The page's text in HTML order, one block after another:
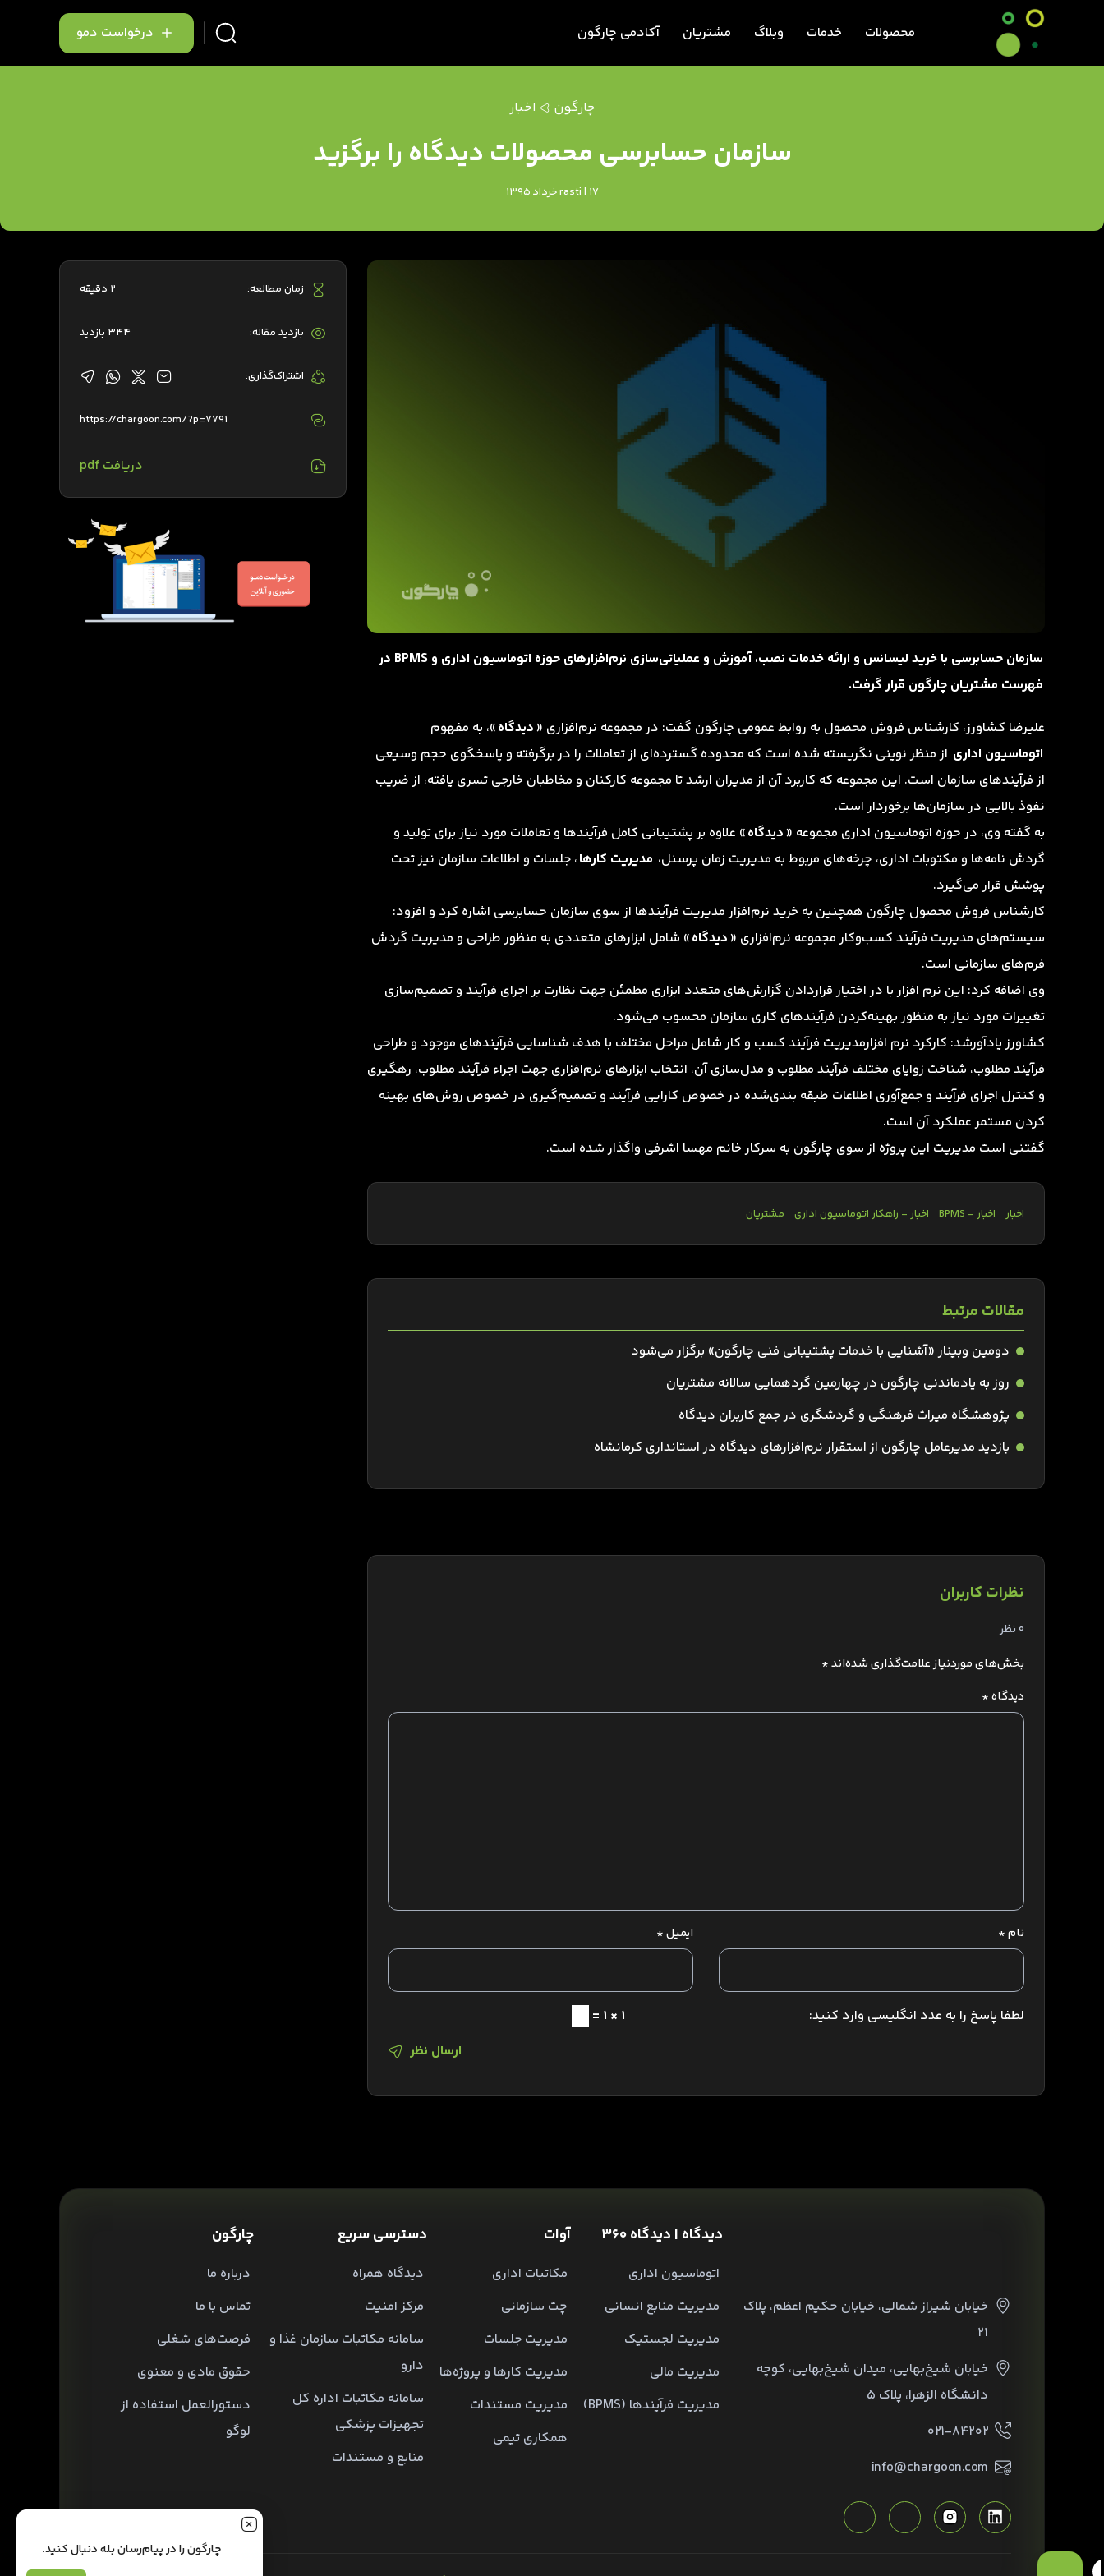
محصولات خدمات وبلاگ مشتریان آکادمی چارگون درخواست دمو
چارگون اخبار
سازمان حسابرسی محصولات دیدگاه را برگزید
rasti | 17 خرداد 1395
سازمان حسابرسی با خرید لیسانس و ارائه خدمات نصب، آموزش و عملیاتی‌سازی نرم‌افزارهای حوزه اتوماسیون اداری و BPMS در
فهرست مشتریان چارگون قرار گرفت.
علیرضا کشاورز، کارشناس فروش محصول به روابط عمومی چارگون گفت: در مجموعه نرم‌افزاری «دیدگاه»، به مفهوم
اتوماسیون اداری از منظر نوینی نگریسته شده است که محدوده گسترده‌ای از تعاملات را در برگرفته و پاسخگوی حجم وسیعی
از فرآیندهای سازمان است. این مجموعه که کاربرد آن از مدیران ارشد تا مجموعه کارکنان و مخاطبان خارجی تسری یافته، از ضریب
نفوذ بالایی در سازمان‌ها برخوردار است.
به گفته وی، در حوزه اتوماسیون اداری مجموعه «دیدگاه» علاوه بر پشتیبانی کامل فرآیندها و تعاملات مورد نیاز برای تولید و
گردش نامه‌ها و مکتوبات اداری، چرخه‌های مربوط به مدیریت زمان پرسنل، مدیریت کارها، جلسات و اطلاعات سازمان نیز تحت
پوشش قرار می‌گیرد.
کارشناس فروش محصول چارگون همچنین به خرید نرم‌افزار مدیریت فرآیندها از سوی سازمان حسابرسی اشاره کرد و افزود:
سیستم‌های مدیریت فرآیند کسب‌وکار مجموعه نرم‌افزاری «دیدگاه» شامل ابزارهای متعددی به منظور طراحی و مدیریت گردش
فرم‌های سازمانی است.
وی اضافه کرد: این نرم افزار با در اختیار قراردادن گزارش‌های متعدد ابزاری مطمئن جهت نظارت بر اجرای فرآیند و تصمیم‌سازی
تغییرات مورد نیاز به منظور بهینه‌کردن فرآیندهای کاری سازمان محسوب می‌شود.
کشاورز یادآورشد: کارکرد نرم افزارمدیریت فرآیند کسب و کار شامل مراحل مختلف با هدف شناسایی فرآیندهای موجود و طراحی
فرآیند مطلوب، شناخت زوایای مختلف فرآیند مطلوب و مدل‌سازی آن، انتخاب ابزارهای نرم‌افزاری جهت اجراء فرآیند مطلوب، رهگیری
و کنترل اجرای فرآیند و جمع‌آوری اطلاعات طبقه بندی‌شده در خصوص کارایی فرآیند و تصمیم‌گیری در خصوص روش‌های بهینه
کردن مستمر عملکرد آن است.
گفتنی است مدیریت این پروژه از سوی چارگون به سرکار خانم مهسا اشرفی واگذار شده است.
اخبار اخبار - BPMS اخبار - راهکار اتوماسیون اداری مشتریان
مقالات مرتبط
دومین وبینار «آشنایی با خدمات پشتیبانی فنی چارگون» برگزار می‌شود
روز به یادماندنی چارگون در چهارمین گردهمایی سالانه مشتریان
پژوهشگاه میراث فرهنگی و گردشگری در جمع کاربران دیدگاه
بازدید مدیرعامل چارگون از استقرار نرم‌افزارهای دیدگاه در استانداری کرمانشاه
نظرات کاربران
0 نظر
بخش‌های موردنیاز علامت‌گذاری شده‌اند*
دیدگاه*
نام* ایمیل*
لطفا پاسخ را به عدد انگلیسی وارد کنید:
1 × 1 =
ارسال نظر
زمان مطالعه: 2 دقیقه
بازدید مقاله: 344 بازدید
اشتراک‌گذاری:
https://chargoon.com/?p=7791
دریافت pdf
خیابان شیراز شمالی، خیابان حکیم اعظم، پلاک
۲۱
خیابان شیخ‌بهایی، میدان شیخ‌بهایی، کوچه
دانشگاه الزهرا، پلاک ۵
۰۲۱-۸۴۲۰۲
info@chargoon.com
دیدگاه | دیدگاه 360
اتوماسیون اداری
مدیریت منابع انسانی
مدیریت لجستیک
مدیریت مالی
مدیریت فرآیندها (BPMS)
آوات
مکاتبات اداری
چت سازمانی
مدیریت جلسات
مدیریت کارها و پروژه‌ها
مدیریت مستندات
همکاری تیمی
دسترسی سریع
دیدگاه همراه
مرکز امنیت
سامانه مکاتبات سازمان غذا و
دارو
سامانه مکاتبات اداره کل
تجهیزات پزشکی
منابع و مستندات
چارگون
درباره ما
تماس با ما
فرصت‌های شغلی
حقوق مادی و معنوی
دستورالعمل استفاده از
لوگو
چارگون را در پیام‌رسان بله دنبال کنید.